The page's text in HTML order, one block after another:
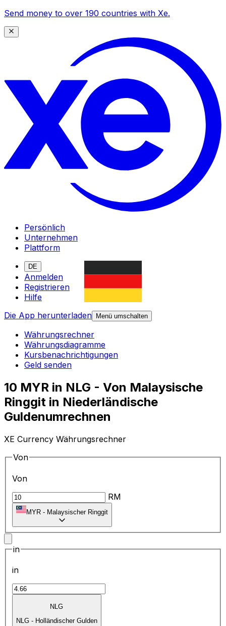
Send money to over 190 countries with Xe.
Persönlich
Unternehmen
Plattform
DE
Anmelden
Registrieren
Hilfe
Die App herunterladen
Menü umschalten
Währungsrechner
Währungsdiagramme
Kursbenachrichtigungen
Geld senden
10 MYR in NLG - Von Malaysische
Ringgit in Niederländische
Guldenumrechnen
XE Currency Währungsrechner
Von
Von
RM
MYR - Malaysischer Ringgit
in
in
NLG
NLG - Holländischer Gulden